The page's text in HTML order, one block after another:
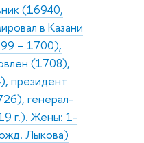
(16940,
в Казани
– 1700),
(1708),
президент
генерал-
г.). Жены: 1-
Лыкова)